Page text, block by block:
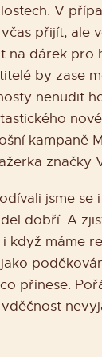
V
přijít, ale
na dárek pro
by zase
nenudit
kampaně
značky
jsme se
dobří. A
když máme
přinese.